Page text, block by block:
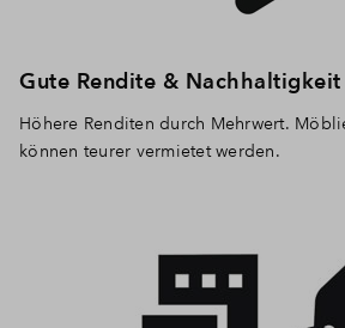
Gute Rendite & Nachhaltigkeit
Höhere Renditen durch Mehrwert.
können teurer vermietet werden.